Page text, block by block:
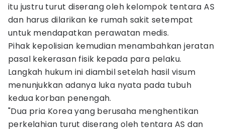
itu justru turut diserang oleh kelompok tentara AS
dan harus dilarikan ke rumah sakit setempat
untuk mendapatkan perawatan medis.
Pihak kepolisian kemudian menambahkan jeratan
pasal kekerasan fisik kepada para pelaku.
Langkah hukum ini diambil setelah hasil visum
menunjukkan adanya luka nyata pada tubuh
kedua korban penengah.
"Dua pria Korea yang berusaha menghentikan
perkelahian turut diserang oleh tentara AS dan